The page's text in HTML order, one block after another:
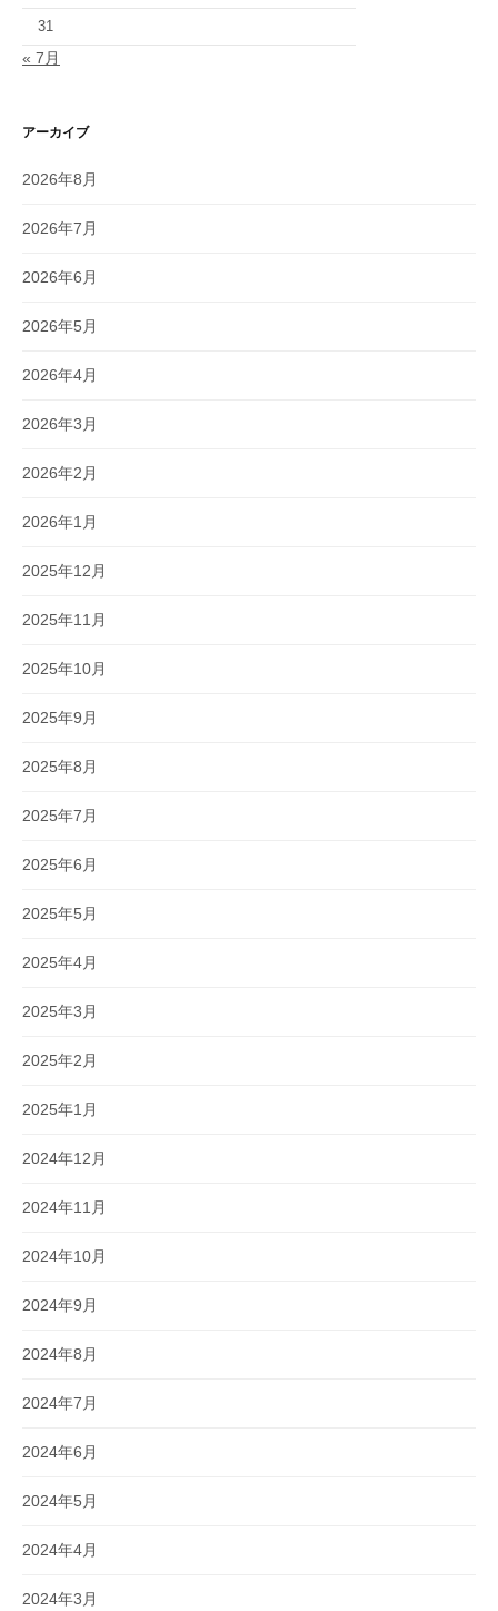
31
« 7月
アーカイブ
2026年8月
2026年7月
2026年6月
2026年5月
2026年4月
2026年3月
2026年2月
2026年1月
2025年12月
2025年11月
2025年10月
2025年9月
2025年8月
2025年7月
2025年6月
2025年5月
2025年4月
2025年3月
2025年2月
2025年1月
2024年12月
2024年11月
2024年10月
2024年9月
2024年8月
2024年7月
2024年6月
2024年5月
2024年4月
2024年3月